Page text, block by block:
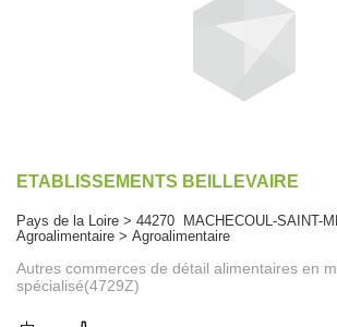
ETABLISSEMENTS BEILLEVAIRE
Pays de la Loire > 44270 MACHECOUL-SAINT-
Agroalimentaire > Agroalimentaire
Autres commerces de détail alimentaires en
spécialisé(4729Z)